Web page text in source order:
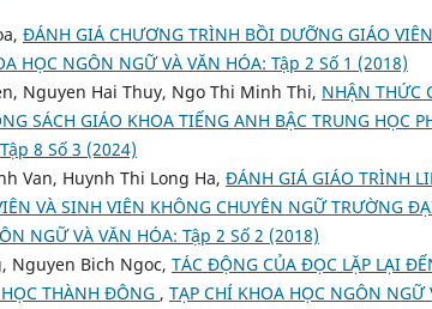
ĐÁNH GIÁ CHƯƠNG TRÌNH BỒI DƯỠNG GIÁO
HỌC NGÔN NGỮ VÀ VĂN HÓA: Tập 2 Số 1 (2018)
Nguyen Hai Thuy, Ngo Thi Minh Thi, NHẬN THỨC
SÁCH GIÁO KHOA TIẾNG ANH BẬC TRUNG HỌC
8 Số 3 (2024)
Van, Huynh Thi Long Ha, ĐÁNH GIÁ GIÁO TRÌNH
VÀ SINH VIÊN KHÔNG CHUYÊN NGỮ TRƯỜNG
NGỮ VÀ VĂN HÓA: Tập 2 Số 2 (2018)
Nguyen Bich Ngoc, TÁC ĐỘNG CỦA ĐỌC LẶP LẠI
THÀNH ĐÔNG , TẠP CHÍ KHOA HỌC NGÔN